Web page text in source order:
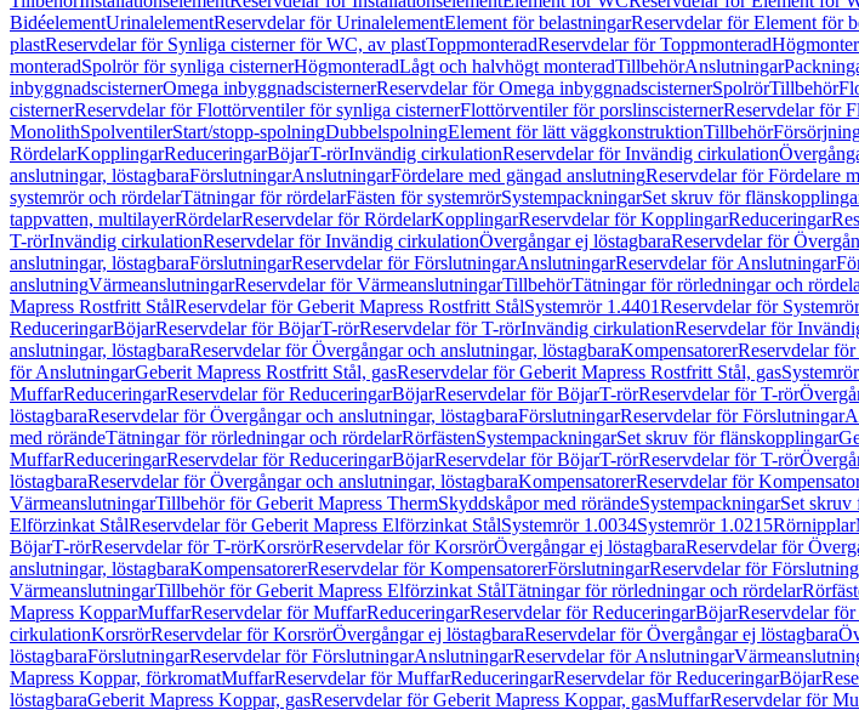
BidéelementUrinalelementReservdelar för UrinalelementElement för belastningarReservdelar för Element för
plastReservdelar för Synliga cisterner för WC, av plastToppmonteradReservdelar för Toppmonterad
monteradSpolrör för synliga cisternerHögmonteradLågt och halvhögt monteradTillbehörAnslutningar
inbyggnadscisternerOmega inbyggnadscisternerReservdelar för Omega inbyggnadscisternerSpolrörTillbehör
cisternerReservdelar för Flottörventiler för synliga cisternerFlottörventiler för porslinscisternerReservdelar för
MonolithSpolventilerStart/stopp-spolningDubbelspolningElement för lätt väggkonstruktionTillbehör
RördelarKopplingarReduceringarBöjarT-rörInvändig cirkulationReservdelar för Invändig cirkulation
anslutningar, löstagbaraFörslutningarAnslutningarFördelare med gängad anslutningReservdelar för Fördelare
systemrör och rördelarTätningar för rördelarFästen för systemrörSystempackningarSet skruv för
tappvatten, multilayerRördelarReservdelar för RördelarKopplingarReservdelar för KopplingarReduceringar
T-rörInvändig cirkulationReservdelar för Invändig cirkulationÖvergångar ej löstagbaraReservdelar för
anslutningar, löstagbaraFörslutningarReservdelar för FörslutningarAnslutningarReservdelar för Anslutningar
anslutningVärmeanslutningarReservdelar för VärmeanslutningarTillbehörTätningar för rörledningar och
Mapress Rostfritt StålReservdelar för Geberit Mapress Rostfritt StålSystemrör 1.4401Reservdelar för
ReduceringarBöjarReservdelar för BöjarT-rörReservdelar för T-rörInvändig cirkulationReservdelar för
anslutningar, löstagbaraReservdelar för Övergångar och anslutningar, löstagbaraKompensatorerReservdelar
för AnslutningarGeberit Mapress Rostfritt Stål, gasReservdelar för Geberit Mapress Rostfritt Stål, gas
MuffarReduceringarReservdelar för ReduceringarBöjarReservdelar för BöjarT-rörReservdelar för T-rör
löstagbaraReservdelar för Övergångar och anslutningar, löstagbaraFörslutningarReservdelar för Förslutningar
med rörändeTätningar för rörledningar och rördelarRörfästenSystempackningarSet skruv för flänskopplingar
MuffarReduceringarReservdelar för ReduceringarBöjarReservdelar för BöjarT-rörReservdelar för T-rör
löstagbaraReservdelar för Övergångar och anslutningar, löstagbaraKompensatorerReservdelar för
VärmeanslutningarTillbehör för Geberit Mapress ThermSkyddskåpor med rörändeSystempackningarSet skruv
Elförzinkat StålReservdelar för Geberit Mapress Elförzinkat StålSystemrör 1.0034Systemrör 1.0215Rörnipplar
BöjarT-rörReservdelar för T-rörKorsrörReservdelar för KorsrörÖvergångar ej löstagbaraReservdelar för
anslutningar, löstagbaraKompensatorerReservdelar för KompensatorerFörslutningarReservdelar för
VärmeanslutningarTillbehör för Geberit Mapress Elförzinkat StålTätningar för rörledningar och rördelar
Mapress KopparMuffarReservdelar för MuffarReduceringarReservdelar för ReduceringarBöjarReservdelar
cirkulationKorsrörReservdelar för KorsrörÖvergångar ej löstagbaraReservdelar för Övergångar ej löstagbara
löstagbaraFörslutningarReservdelar för FörslutningarAnslutningarReservdelar för Anslutningar
Mapress Koppar, förkromatMuffarReservdelar för MuffarReduceringarReservdelar för ReduceringarBöjar
löstagbaraGeberit Mapress Koppar, gasReservdelar för Geberit Mapress Koppar, gasMuffarReservdelar för